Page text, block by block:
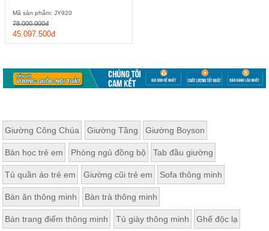
Mã sản phẩm: JY920
45.097.500đ
78.000.000đ
Giường Công Chúa Giường Tầng Giường Boyson
Bàn học trẻ em Phòng ngủ đồng bộ Tab đầu giường
Tủ quần áo trẻ em Giường cũi trẻ em Sofa thông minh
Bàn ăn thông minh Bàn trà thông minh
Bàn trang điểm thông minh Tủ giày thông minh Ghế độc lạ